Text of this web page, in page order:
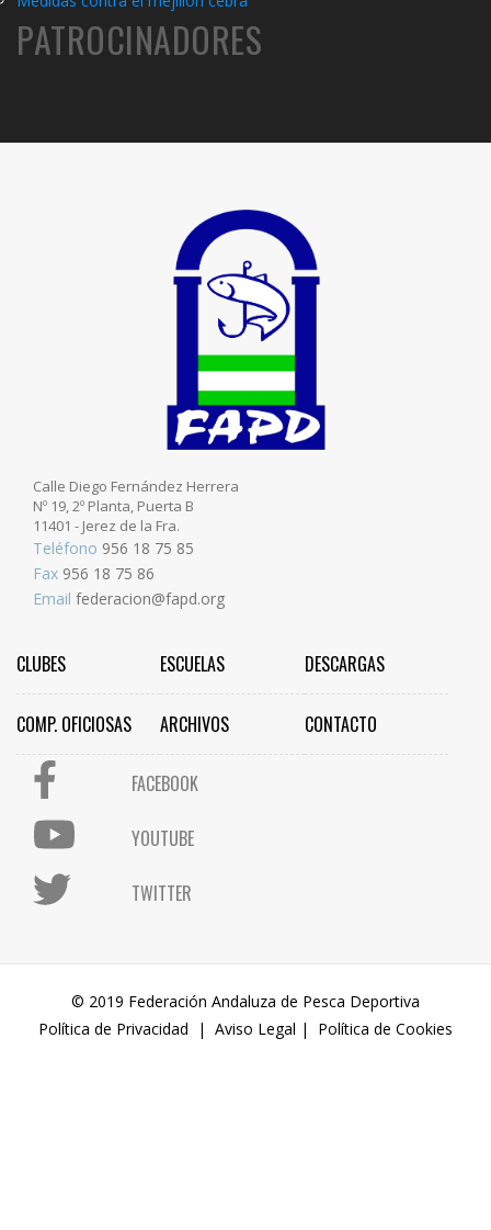
PATROCINADORES
Calle Diego Fernández Herrera
Nº 19, 2º Planta, Puerta B
11401 - Jerez de la Fra.
Teléfono 956 18 75 85
Fax 956 18 75 86
Email federacion@fapd.org
CLUBES ESCUELAS DESCARGAS
COMP. OFICIOSAS ARCHIVOS CONTACTO
FACEBOOK
YOUTUBE
TWITTER
© 2019 Federación Andaluza de Pesca Deportiva
Política de Privacidad
| Aviso Legal | Política de Cookies